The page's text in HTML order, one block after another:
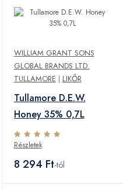
WILLIAM GRANT SONS
GLOBAL BRANDS LTD.
TULLAMORE | LIKŐR
Tullamore D.E.W.
Honey 35% 0,7L
Részletek
8 294 Ft-tól